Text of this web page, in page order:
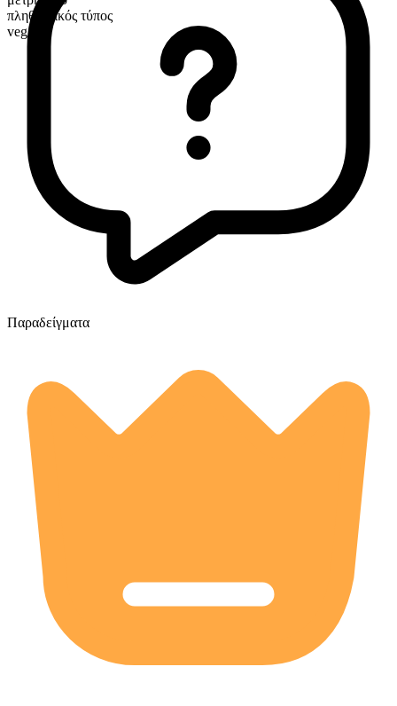
πληθυντικός τύπος
veggies
Παραδείγματα